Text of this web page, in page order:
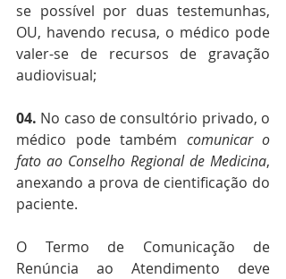
se possível por duas testemunhas,
OU, havendo recusa, o médico pode
valer-se de recursos de gravação
audiovisual;
04. No caso de consultório privado, o
médico pode também comunicar o
fato ao Conselho Regional de Medicina,
anexando a prova de cientificação do
paciente.
O Termo de Comunicação de
Renúncia ao Atendimento deve